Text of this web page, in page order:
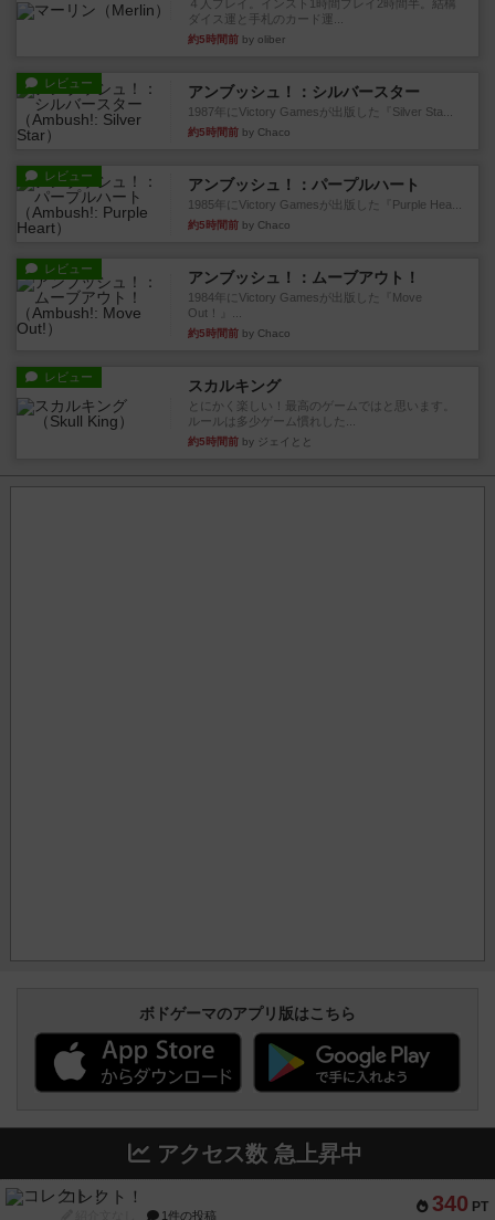
４人プレイ。インスト1時間プレイ2時間半。結構
ダイス運と手札のカード運...
約5時間前 by oliber
レビュー アンブッシュ！：シルバースター
1987年にVictory Gamesが出版した『Silver Sta...
約5時間前 by Chaco
レビュー アンブッシュ！：パープルハート
1985年にVictory Gamesが出版した『Purple Hea...
約5時間前 by Chaco
レビュー アンブッシュ！：ムーブアウト！
1984年にVictory Gamesが出版した『Move
Out！』...
約5時間前 by Chaco
レビュー スカルキング
とにかく楽しい！最高のゲームではと思います。
ルールは多少ゲーム慣れした...
約5時間前 by ジェイとと
ボドゲーマのアプリ版はこちら
アクセス数 急上昇中
340 PT
コレクト！
1件の投稿